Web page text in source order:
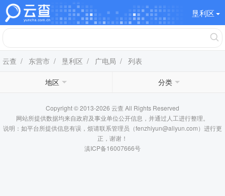
垦利区
云查 / 东营市 / 垦利区 / 广电局 / 列表
地区 分类
Copyright © 2013-2026 云查 All Rights Reserved
网站所提供数据均来自政府及事业单位公开信息，并通过人工进行整理。
说明：如平台所提供信息有误，烦请联系管理员（fenzhiyun@aliyun.com）进行更
正，谢谢！
滇ICP备16007666号